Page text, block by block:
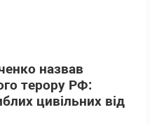
назвав
терору РФ:
цивільних від